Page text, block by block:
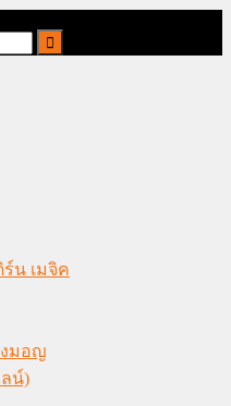
น เมจิค
งมอญ
น์)